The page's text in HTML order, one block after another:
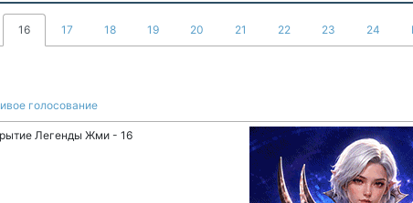
16 17 18 19 20 21 22 23 24
голосование
Легенды Жми - 16